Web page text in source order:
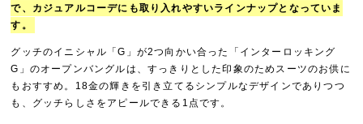
で、カジュアルコーデにも取り入れやすいラインナップとなっていま
す。
グッチのイニシャル「G」が2つ向かい合った「インターロッキング
G」のオープンバングルは、すっきりとした印象のためスーツのお供に
もおすすめ。18金の輝きを引き立てるシンプルなデザインでありつつ
も、グッチらしさをアピールできる1点です。